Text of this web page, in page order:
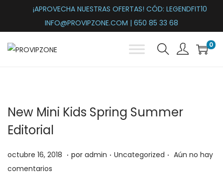
¡APROVECHA NUESTRAS OFERTAS! CÓD: LEGENDFIT10
INFO@PROVIPZONE.COM | 650 85 33 68
a
r
l
a
a
r
l
c
0
New Mini Kids Spring Summer
Editorial
P
u
octubre 16, 2018 m
. por admin . P
Uncategorized . Aún no hay
comentarios